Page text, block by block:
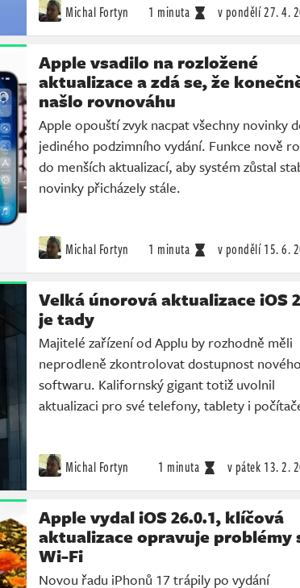
Michal Fortyn 1 minuta v pondělí27. 4.
Apple vsadilo na rozložené
aktualizace a zdá se, že
našlo rovnováhu
Apple opouští zvyk nacpat všechny novinky
jediného podzimního vydání. Funkce nově
do menších aktualizací, aby systém zůstal
novinky přicházely stále.
Michal Fortyn 1 minuta v pondělí 15. 6.
Velká únorová aktualizace iOS
je tady
Majitelé zařízení od Applu by rozhodně měli
neprodleně zkontrolovat dostupnost nového
softwaru. Kalifornský gigant totiž uvolnil
aktualizaci pro své telefony, tablety i
Michal Fortyn 1 minuta v pátek 13. 2.
Apple vydal iOS 26.0.1, klíčová
aktualizace opravuje problémy
Wi-Fi
Novou řadu iPhonů 17 trápily po vydání